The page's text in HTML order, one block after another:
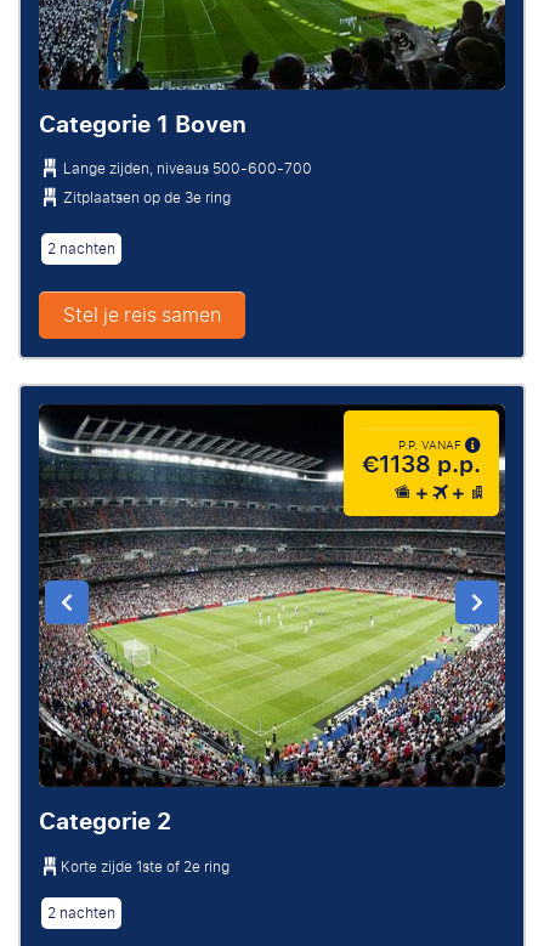
Categorie 1 Boven
Lange zijden, niveaus 500-600-700
Zitplaatsen op de 3e ring
2 nachten
Stel je reis samen
P.P. VANAF
€1138 p.p.
Categorie 2
Korte zijde 1ste of 2e ring
2 nachten